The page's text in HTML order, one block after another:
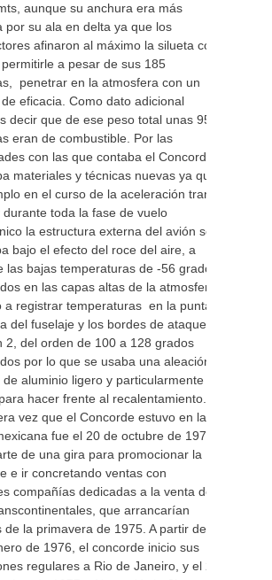
aunque su anchura era más
por su ala en delta ya que los
afinaron al máximo la silueta con
a pesar de sus 185
penetrar en la atmosfera con un
eficacia. Como dato adicional
decir que de ese peso total unas 95
eran de combustible. Por las
con las que contaba el Concorde
materiales y técnicas nuevas ya que
en el curso de la aceleración trans
durante toda la fase de vuelo
la estructura externa del avión se
bajo el efecto del roce del aire, a
las bajas temperaturas de -56 grados
en las capas altas de la atmosfera,
a registrar temperaturas en la punta
del fuselaje y los bordes de ataque
2, del orden de 100 a 128 grados
por lo que se usaba una aleación
de aluminio ligero y particularmente
hacer frente al recalentamiento.
vez que el Concorde estuvo en la
fue el 20 de octubre de 1974,
de una gira para promocionar la
e ir concretando ventas con
compañías dedicadas a la venta de
que arrancarían
de la primavera de 1975. A partir del
de 1976, el concorde inicio sus
regulares a Rio de Janeiro, y el 22